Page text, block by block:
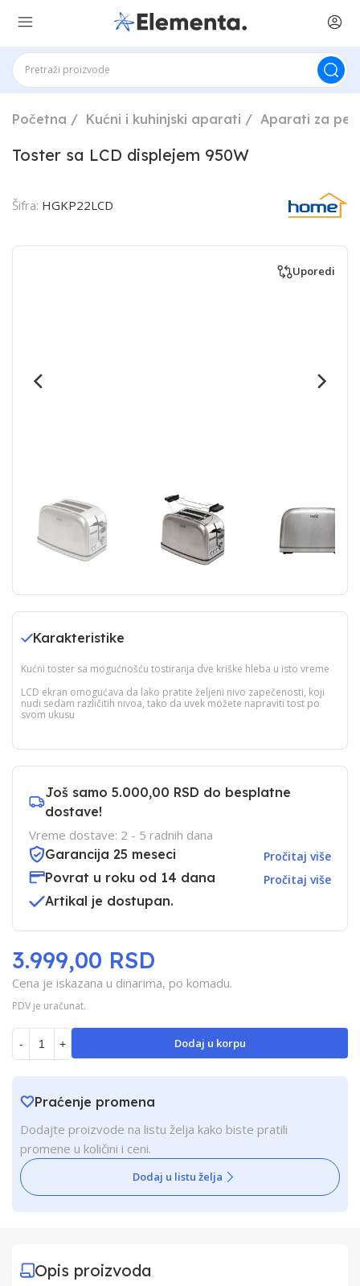
Početna Kućni i kuhinjski aparati Aparati za
Toster sa LCD displejem 950W
Šifra: HGKP22LCD
Uporedi
Karakteristike
Kućni toster sa mogućnošću tostiranja dve kriške hleba u isto vreme
LCD ekran omogućava da lako pratite željeni nivo zapečenosti, koji
nudi sedam različitih nivoa, tako da uvek možete napraviti tost po
svom ukusu
Još samo 5.000,00 RSD do besplatne
dostave!
Vreme dostave: 2 - 5 radnih dana
Garancija 25 meseci
Pročitaj više
Povrat u roku od 14 dana Pročitaj više
Artikal je dostupan.
Cena je iskazana u dinarima, po komadu.
PDV je uračunat.
3.999,00 RSD
- + Dodaj u korpu
Praćenje promena
Dodajte proizvode na listu želja kako biste pratili
promene u količini i ceni.
Dodaj u listu želja
Opis proizvoda